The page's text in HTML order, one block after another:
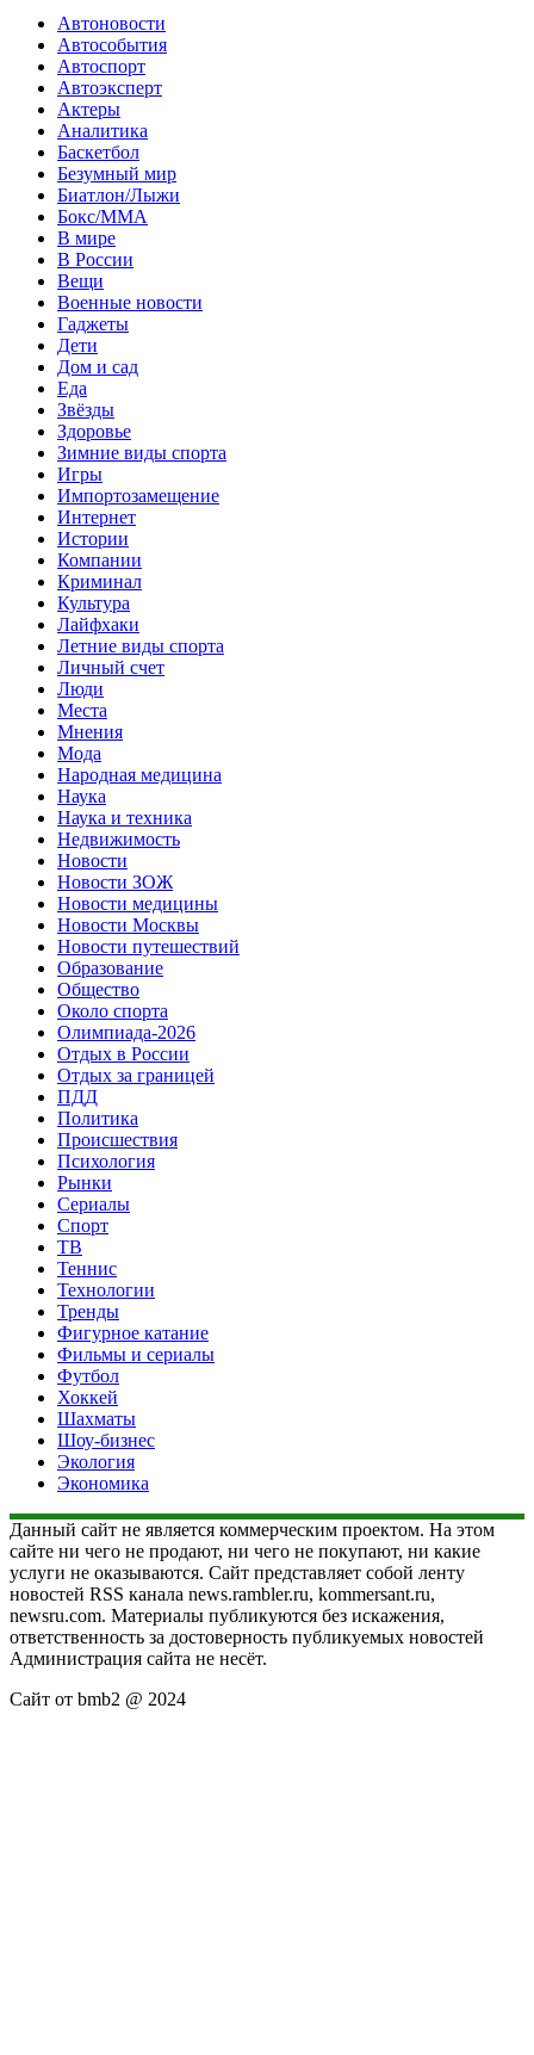
Автоновости
Автособытия
Автоспорт
Автоэксперт
Актеры
Аналитика
Баскетбол
Безумный мир
Биатлон/Лыжи
Бокс/MMA
В мире
В России
Вещи
Военные новости
Гаджеты
Дети
Дом и сад
Еда
Звёзды
Здоровье
Зимние виды спорта
Игры
Импортозамещение
Интернет
Истории
Компании
Криминал
Культура
Лайфхаки
Летние виды спорта
Личный счет
Люди
Места
Мнения
Мода
Народная медицина
Наука
Наука и техника
Недвижимость
Новости
Новости ЗОЖ
Новости медицины
Новости Москвы
Новости путешествий
Образование
Общество
Около спорта
Олимпиада-2026
Отдых в России
Отдых за границей
ПДД
Политика
Происшествия
Психология
Рынки
Сериалы
Спорт
ТВ
Теннис
Технологии
Тренды
Фигурное катание
Фильмы и сериалы
Футбол
Хоккей
Шахматы
Шоу-бизнес
Экология
Экономика
Данный сайт не является коммерческим проектом. На этом
сайте ни чего не продают, ни чего не покупают, ни какие
услуги не оказываются. Сайт представляет собой ленту
новостей RSS канала news.rambler.ru, kommersant.ru,
newsru.com. Материалы публикуются без искажения,
ответственность за достоверность публикуемых новостей
Администрация сайта не несёт.
Сайт от bmb2 @ 2024